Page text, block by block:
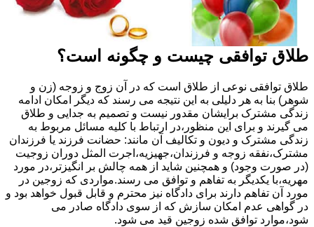
طلاق توافقی چیست و چگونه است؟
طلاق توافقی نوعی از طلاق است که در آن زوج و زوجه (زن و
شوهر) بنا به هر دلیلی به این نتیجه می رسند که دیگر امکان ادامه
زندگی مشترک برایشان مقدور نیست و تصمیم به جدایی و طلاق
می گیرند و برای این منظور،در ارتباط با کلیه مسائل مربوط به
زندگی مشترک و دیون و تکالیف آن مانند: حضانت فرزند یا فرزندان
مشترک،نفقه زوجه و فرزندان،جهیزیه،اجرت المثل دوران زوجیت
(در صورت وجود) و همچنین شاید از همه چالش بر انگیزتر،در مورد
مهریه،با یکدیگر به تفاهم و توافق می رسند.مواردی که زوجین در
مورد آن تفاهم دارند برای دادگاه نیز محترم و قابل قبول خواهد بود و
در گواهی عدم امکان سازش که از سوی دادگاه صادر می
شود،موارد توافق شده زوجین قید می شود.